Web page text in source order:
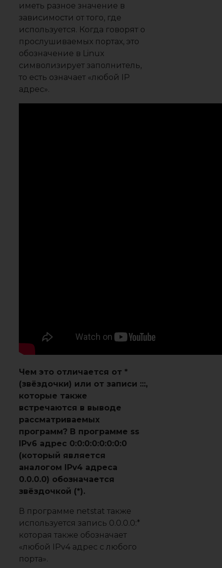
иметь разное значение в
зависимости от того, где
используется. Когда говорят о
прослушиваемых портах, это
обозначение в Linux
символизирует заполнитель,
то есть означает «любой IP
адрес».
Чем это отличается от *
(звёздочки) или от записи :::,
которые также
встречаются в выводе
рассматриваемых
программ? В программе ss
IPv6 адрес 0:0:0:0:0:0:0:0
(который является
аналогом IPv4 адреса
0.0.0.0) обозначается
звёздочкой (*).
В программе netstat также
используется запись 0.0.0.0:*
которая также обозначает
«любой IPv4 адрес с любого
порта».